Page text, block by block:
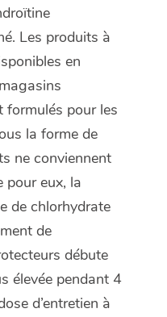
Les produits à
en
formulés pour les
la forme de
ne conviennent
pour eux, la
de chlorhydrate
de
débute
élevée pendant 4
d’entretien à